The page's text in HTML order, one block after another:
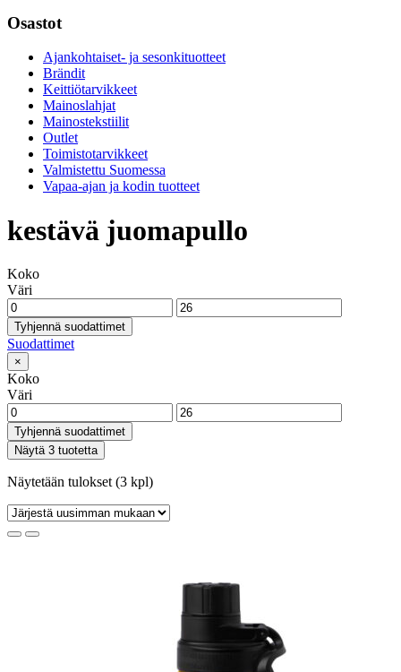
Osastot
Ajankohtaiset- ja sesonkituotteet
Brändit
Keittiötarvikkeet
Mainoslahjat
Mainostekstiilit
Outlet
Toimistotarvikkeet
Valmistettu Suomessa
Vapaa-ajan ja kodin tuotteet
kestävä juomapullo
Koko
Väri
Tyhjennä suodattimet
Suodattimet
×
Koko
Väri
Tyhjennä suodattimet
Näytä 3 tuotetta
Näytetään tulokset (3 kpl)